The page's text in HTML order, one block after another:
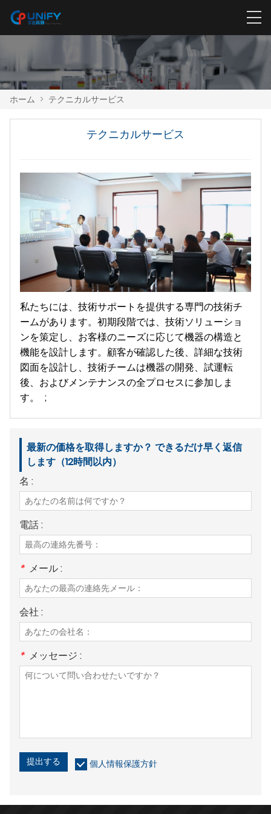
ホーム > テクニカルサービス
テクニカルサービス
私たちには、技術サポートを提供する専門の技術チ
ームがあります。初期段階では、技術ソリューショ
ンを策定し、お客様のニーズに応じて機器の構造と
機能を設計します。顧客が確認した後、詳細な技術
図面を設計し、技術チームは機器の開発、試運転
後、およびメンテナンスの全プロセスに参加しま
す。 ;
最新の価格を取得しますか？ できるだけ早く返信
します（12時間以内）
名 :
電話 :
* メール :
会社 :
* メッセージ :
提出する 個人情報保護方針